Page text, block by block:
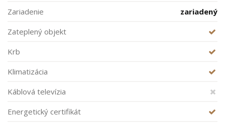
Zariadenie
zariadený
Zateplený objekt
Krb
Klimatizácia
Káblová televízia
Energetický certifikát